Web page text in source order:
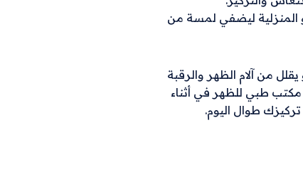
المنزلية ليضفي لمسة من
من آلام الظهر والرقبة
مكتب طبي للظهر في أثناء
طوال اليوم.